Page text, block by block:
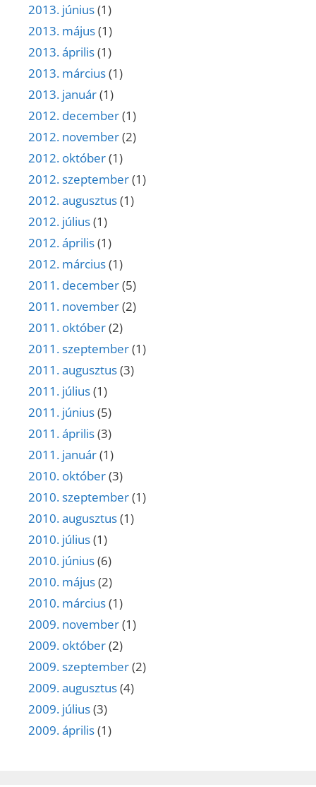
2013. június(1)
2013. május(1)
2013. április(1)
2013. március(1)
2013. január(1)
2012. december(1)
2012. november(2)
2012. október(1)
2012. szeptember(1)
2012. augusztus(1)
2012. július(1)
2012. április(1)
2012. március(1)
2011. december(5)
2011. november(2)
2011. október(2)
2011. szeptember(1)
2011. augusztus(3)
2011. július(1)
2011. június(5)
2011. április(3)
2011. január(1)
2010. október(3)
2010. szeptember(1)
2010. augusztus(1)
2010. július(1)
2010. június(6)
2010. május(2)
2010. március(1)
2009. november(1)
2009. október(2)
2009. szeptember(2)
2009. augusztus(4)
2009. július(3)
2009. április(1)